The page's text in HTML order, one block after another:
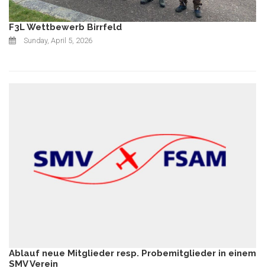
F3L Wettbewerb Birrfeld
Sunday, April 5, 2026
Ablauf neue Mitglieder resp. Probemitglieder in einem
SMV Verein